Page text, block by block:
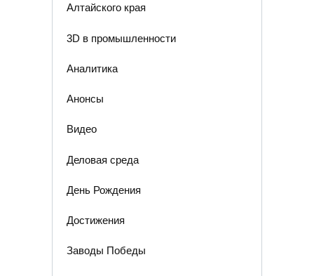
Алтайского края
3D в промышленности
Аналитика
Анонсы
Видео
Деловая среда
День Рождения
Достижения
Заводы Победы